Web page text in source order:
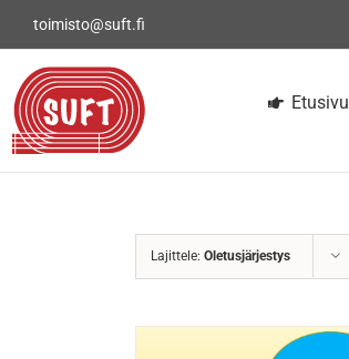
toimisto@suft.fi
Etusivu
Lajittele: Oletusjärjestys